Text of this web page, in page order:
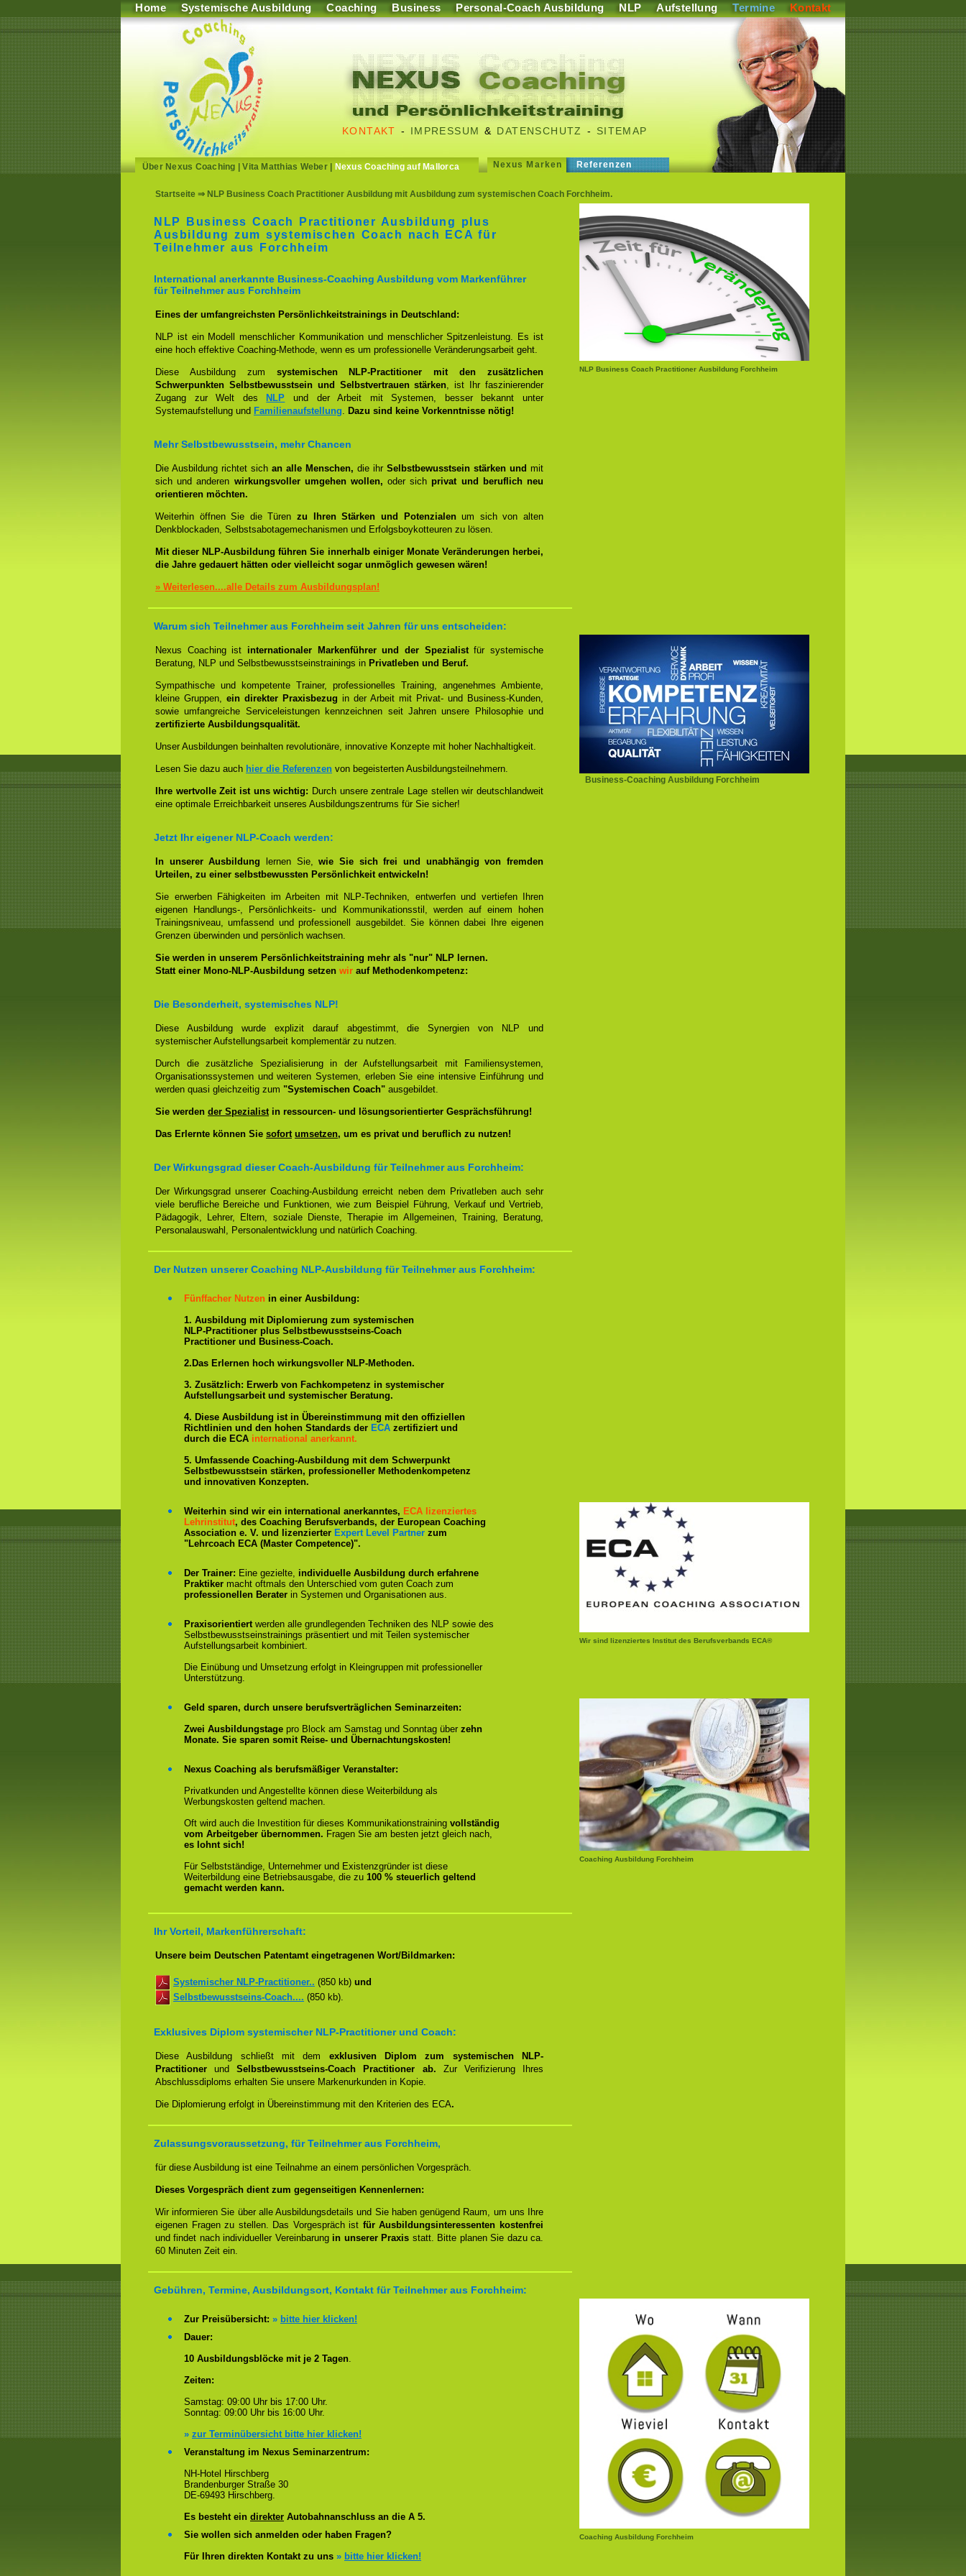
Home Systemische Ausbildung Coaching Business Personal-Coach Ausbildung NLP Aufstellung Termine Kontakt
KONTAKT - IMPRESSUM & DATENSCHUTZ - SITEMAP
Über Nexus Coaching |Vita Matthias Weber| Nexus Coaching auf Mallorca Nexus Marken Referenzen
Startseite ⇒ NLP Business Coach Practitioner Ausbildung mit Ausbildung zum systemischen Coach Forchheim.
NLP Business Coach Practitioner Ausbildung Forchheim
NLP Business Coach Practitioner Ausbildung plus
Ausbildung zum systemischen Coach nach ECA für
Teilnehmer aus Forchheim
International anerkannte Business-Coaching Ausbildung vom Markenführer
für Teilnehmer aus Forchheim
Eines der umfangreichsten Persönlichkeitstrainings in Deutschland:
NLP ist ein Modell menschlicher Kommunikation und menschlicher Spitzenleistung. Es ist
eine hoch effektive Coaching-Methode, wenn es um professionelle Veränderungsarbeit geht.
Diese Ausbildung zum systemischen NLP-Practitioner mit den zusätzlichen
Schwerpunkten Selbstbewusstsein und Selbstvertrauen stärken, ist Ihr faszinierender
Zugang zur Welt des
NLP und der Arbeit mit Systemen, besser bekannt unter
Systemaufstellung und Familienaufstellung. Dazu sind keine Vorkenntnisse nötig!
Mehr Selbstbewusstsein, mehr Chancen
Die Ausbildung richtet sich an alle Menschen, die ihr Selbstbewusstsein stärken und mit
sich und anderen wirkungsvoller umgehen wollen, oder sichprivat und beruflich neu
orientieren möchten.
Weiterhin öffnen Sie die Türenzu Ihren Stärken und Potenzialenum sich von alten
Denkblockaden, Selbstsabotagemechanismen und Erfolgsboykotteuren zu lösen.
Mit dieser NLP-Ausbildung führen Sie innerhalb einiger Monate Veränderungen herbei,
die Jahre gedauert hätten oder vielleicht sogar unmöglich gewesen wären!
» Weiterlesen....alle Details zum Ausbildungsplan!
Warum sich Teilnehmer aus Forchheim seit Jahren für uns entscheiden:
Business-Coaching Ausbildung Forchheim
Nexus Coaching ist internationaler Markenführer und der Spezialistfür systemische
Beratung, NLP und Selbstbewusstseinstrainings in Privatleben und Beruf.
Sympathische und kompetente Trainer, professionelles Training, angenehmes Ambiente,
kleine Gruppen, ein direkter Praxisbezug in der Arbeit mit Privat- und Business-Kunden,
sowie umfangreiche Serviceleistungen kennzeichnen seit Jahren unsere Philosophie und
zertifizierte Ausbildungsqualität.
Unser Ausbildungen beinhalten revolutionäre, innovative Konzepte mit hoher Nachhaltigkeit.
Lesen Sie dazu auch hier die Referenzen von begeisterten Ausbildungsteilnehmern.
Ihre wertvolle Zeit ist uns wichtig: Durch unsere zentrale Lage stellen wir deutschlandweit
eine optimale Erreichbarkeit unseres Ausbildungszentrums für Sie sicher!
Jetzt Ihr eigener NLP-Coach werden:
In unserer Ausbildung lernen Sie,wie Sie sich frei und unabhängig von fremden
Urteilen, zu einer selbstbewussten Persönlichkeit entwickeln!
Sie erwerben Fähigkeiten im Arbeiten mit NLP-Techniken, entwerfen und vertiefen Ihren
eigenen Handlungs-, Persönlichkeits- und Kommunikationsstil, werden auf einem hohen
Trainingsniveau, umfassend und professionell ausgebildet. Sie können dabei Ihre eigenen
Grenzen überwinden und persönlich wachsen.
Sie werden in unserem Persönlichkeitstraining mehr als "nur" NLP lernen.
Statt einer Mono-NLP-Ausbildung setzen wir auf Methodenkompetenz:
Die Besonderheit, systemisches NLP!
Diese Ausbildung wurde explizit darauf abgestimmt, die Synergien von NLP und
systemischer Aufstellungsarbeit komplementär zu nutzen.
Durch die zusätzliche Spezialisierung in der Aufstellungsarbeit mit Familiensystemen,
Organisationssystemen und weiteren Systemen, erleben Sie eine intensive Einführung und
werden quasi gleichzeitig zum "Systemischen Coach" ausgebildet.
Sie werden der Spezialistin ressourcen- und lösungsorientierter Gesprächsführung!
Das Erlernte können Sie sofort umsetzen, um es privat und beruflich zu nutzen!
Der Wirkungsgrad dieser Coach-Ausbildung für Teilnehmer aus Forchheim:
Der Wirkungsgrad unserer Coaching-Ausbildung erreicht neben dem Privatleben auch sehr
viele berufliche Bereiche und Funktionen, wie zum Beispiel Führung, Verkauf und Vertrieb,
Pädagogik, Lehrer, Eltern, soziale Dienste, Therapie im Allgemeinen, Training, Beratung,
Personalauswahl, Personalentwicklung und natürlich Coaching.
Der Nutzen unserer Coaching NLP-Ausbildung für Teilnehmer aus Forchheim:
Fünffacher Nutzen in einer Ausbildung:
1. Ausbildung mit Diplomierung zum systemischen
NLP-Practitioner plus Selbstbewusstseins-Coach
Practitioner und Business-Coach.
2.Das Erlernen hoch wirkungsvoller NLP-Methoden.
3. Zusätzlich: Erwerb von Fachkompetenz in systemischer
Aufstellungsarbeit und systemischer Beratung.
4. Diese Ausbildung ist in Übereinstimmung mit den offiziellen
Richtlinien und den hohen Standards der ECA zertifiziert und
durch die ECA international anerkannt.
5. Umfassende Coaching-Ausbildung mit dem Schwerpunkt
Selbstbewusstsein stärken, professioneller Methodenkompetenz
und innovativen Konzepten.
Wir sind lizenziertes Institut des Berufsverbands ECA®
Weiterhin sind wir ein international anerkanntes, ECA lizenziertes
Lehrinstitut, des Coaching Berufsverbands, der European Coaching
Association e. V. und lizenzierter Expert Level Partner zum
"Lehrcoach ECA (Master Competence)".
Der Trainer: Eine gezielte, individuelle Ausbildung durch erfahrene
Praktiker macht oftmals den Unterschied vom guten Coach zum
professionellen Berater in Systemen und Organisationen aus.
Praxisorientiertwerden alle grundlegenden Techniken des NLP sowie des
Selbstbewusstseinstrainings präsentiert und mit Teilen systemischer
Aufstellungsarbeit kombiniert.
Die Einübung und Umsetzung erfolgt in Kleingruppen mit professioneller
Unterstützung.
Coaching Ausbildung Forchheim
Geld sparen, durch unsere berufsverträglichen Seminarzeiten:
Zwei Ausbildungstage pro Block am Samstag und Sonntag über zehn
Monate. Sie sparen somit Reise- und Übernachtungskosten!
Nexus Coaching als berufsmäßiger Veranstalter:
Privatkunden und Angestellte können diese Weiterbildung als
Werbungskosten geltend machen.
Oft wird auch die Investition für dieses Kommunikationstraining vollständig
vom Arbeitgeber übernommen. Fragen Sie am besten jetzt gleich nach,
es lohnt sich!
Für Selbstständige, Unternehmer und Existenzgründer ist diese
Weiterbildung eine Betriebsausgabe, die zu 100 % steuerlich geltend
gemacht werden kann.
Ihr Vorteil, Markenführerschaft:
Unsere beim Deutschen Patentamt eingetragenen Wort/Bildmarken:
Systemischer NLP-Practitioner.. (850 kb) und
Selbstbewusstseins-Coach.... (850 kb).
Exklusives Diplom systemischer NLP-Practitioner und Coach:
Diese Ausbildung schließt mit dem exklusiven Diplom zum systemischen NLP-
Practitioner undSelbstbewusstseins-Coach Practitioner ab. Zur Verifizierung Ihres
Abschlussdiploms erhalten Sie unsere Markenurkunden in Kopie.
Die Diplomierung erfolgt in Übereinstimmung mit den Kriterien des ECA.
Zulassungsvoraussetzung, für Teilnehmer aus Forchheim,
für diese Ausbildung ist eine Teilnahme an einem persönlichen Vorgespräch.
Dieses Vorgespräch dient zum gegenseitigen Kennenlernen:
Wir informieren Sie über alle Ausbildungsdetails und Sie haben genügend Raum, um uns Ihre
eigenen Fragen zu stellen. Das Vorgespräch ist für Ausbildungsinteressenten kostenfrei
und findet nach individueller Vereinbarung in unserer Praxis statt. Bitte planen Sie dazu ca.
60 Minuten Zeit ein.
Gebühren, Termine, Ausbildungsort, Kontakt für Teilnehmer aus Forchheim:
Coaching Ausbildung Forchheim
Zur Preisübersicht: » bitte hier klicken!
Dauer:
10 Ausbildungsblöcke mit je 2 Tagen.
Zeiten:
Samstag: 09:00 Uhr bis 17:00 Uhr.
Sonntag: 09:00 Uhr bis 16:00 Uhr.
» zur Terminübersicht bitte hier klicken!
Veranstaltung im Nexus Seminarzentrum:
NH-Hotel Hirschberg
Brandenburger Straße 30
DE-69493 Hirschberg.
Es besteht ein direkter Autobahnanschluss an die A 5.
Sie wollen sich anmelden oder haben Fragen?
Für Ihren direkten Kontakt zu uns » bitte hier klicken!